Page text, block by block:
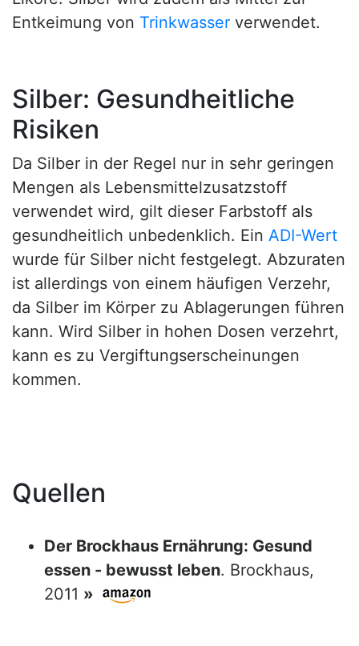
Entkeimung von Trinkwasser verwendet.
Silber: Gesundheitliche
Risiken
Da Silber in der Regel nur in sehr geringen
Mengen als Lebensmittelzusatzstoff
verwendet wird, gilt dieser Farbstoff als
gesundheitlich unbedenklich. Ein ADI-Wert
wurde für Silber nicht festgelegt. Abzuraten
ist allerdings von einem häufigen Verzehr,
da Silber im Körper zu Ablagerungen führen
kann. Wird Silber in hohen Dosen verzehrt,
kann es zu Vergiftungserscheinungen
kommen.
Quellen
Der Brockhaus Ernährung: Gesund
essen - bewusst leben. Brockhaus,
2011 »